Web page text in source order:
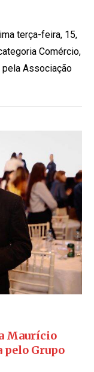
terça-feira, 15,
Comércio,
pela Associação
Maurício
Grupo